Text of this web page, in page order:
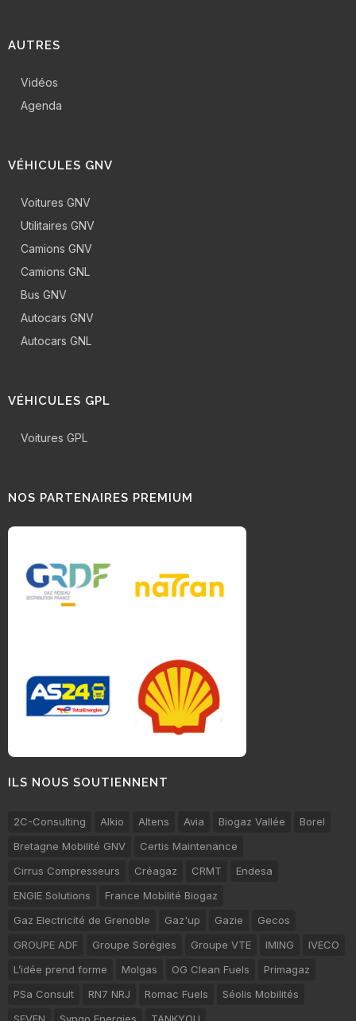
AUTRES
Vidéos
Agenda
VÉHICULES GNV
Voitures GNV
Utilitaires GNV
Camions GNV
Camions GNL
Bus GNV
Autocars GNV
Autocars GNL
VÉHICULES GPL
Voitures GPL
NOS PARTENAIRES PREMIUM
ILS NOUS SOUTIENNENT
2C-Consulting Alkio Altens Avia Biogaz Vallée
Borel
Bretagne Mobilité GNV
Certis Maintenance
Cirrus Compresseurs
Créagaz CRMT
Endesa
ENGIE Solutions
France Mobilité Biogaz
Gaz Electricité de Grenoble
Gaz'up Gazie
Gecos
GROUPE ADF
Groupe Sorégies Groupe VTE IMING
IVECO
L’idée prend forme
Molgas OG Clean Fuels
Primagaz
PSa Consult
RN7 NRJ Romac Fuels
Séolis Mobilités